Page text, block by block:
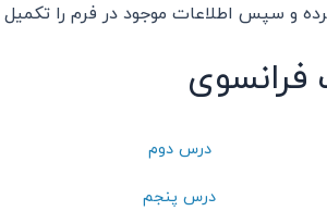
و سپس اطلاعات موجود در فرم را تکمیل
درس دوم
درس پنجم